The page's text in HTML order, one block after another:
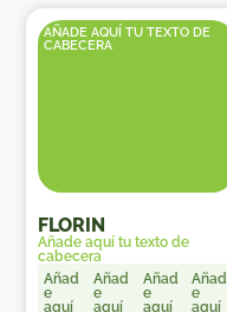
AÑADE AQUÍ TU TEXTO DE
CABECERA
FLORIN
Añade aquí tu texto de
cabecera
Añad
e
aquí
Añad
e
aquí
Añad
e
aquí
Añad
e
aquí